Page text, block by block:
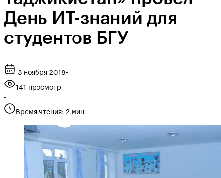
День ИТ-знаний для
студентов БГУ
3 ноября 2018•
141 просмотр
•
Время чтения: 2 мин